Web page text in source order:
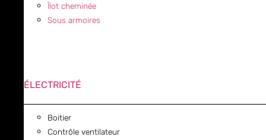
Îlot cheminée
Sous armoires
ÉLECTRICITÉ
Boitier
Contrôle ventilateur